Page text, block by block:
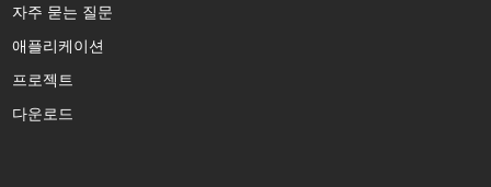
자주 묻는 질문
애플리케이션
프로젝트
다운로드